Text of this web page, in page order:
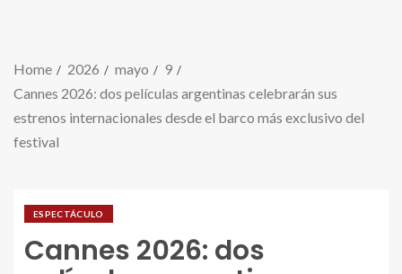
Home 2026 mayo
9
Cannes 2026: dos películas argentinas celebrarán sus
estrenos internacionales desde el barco más exclusivo del
festival
ESPECTÁCULO
Cannes 2026: dos